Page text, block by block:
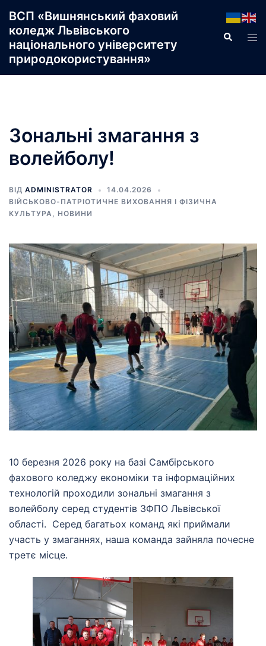
до
вмісту
ВСП «Вишнянський фаховий
коледж Львівського
національного університету
природокористування»
Пошук
Зональні змагання з
волейболу!
ВІД ADMINISTRATOR
14.04.2026
ВІЙСЬКОВО-ПАТРІОТИЧНЕ ВИХОВАННЯ І ФІЗИЧНА
КУЛЬТУРА, НОВИНИ
10 березня 2026 року на базі Самбірського
фахового коледжу економіки та інформаційних
технологій проходили зональні змагання з
волейболу серед студентів ЗФПО Львівської
області. Серед багатьох команд які приймали
участь у змаганнях, наша команда зайняла почесне
третє місце.